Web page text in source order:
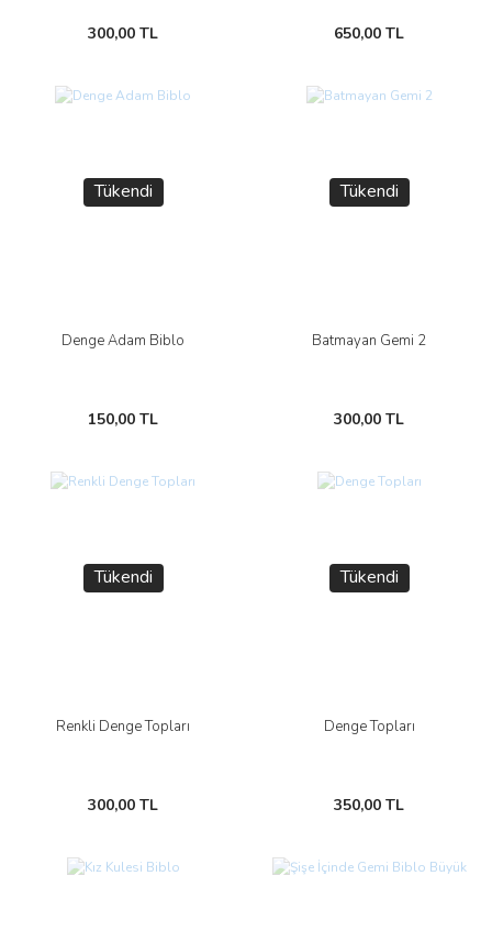
300,00 TL 650,00 TL
Tükendi
Denge Adam Biblo
150,00 TL
Tükendi
Batmayan Gemi 2
300,00 TL
Tükendi
Renkli Denge Topları
300,00 TL
Tükendi
Denge Topları
350,00 TL